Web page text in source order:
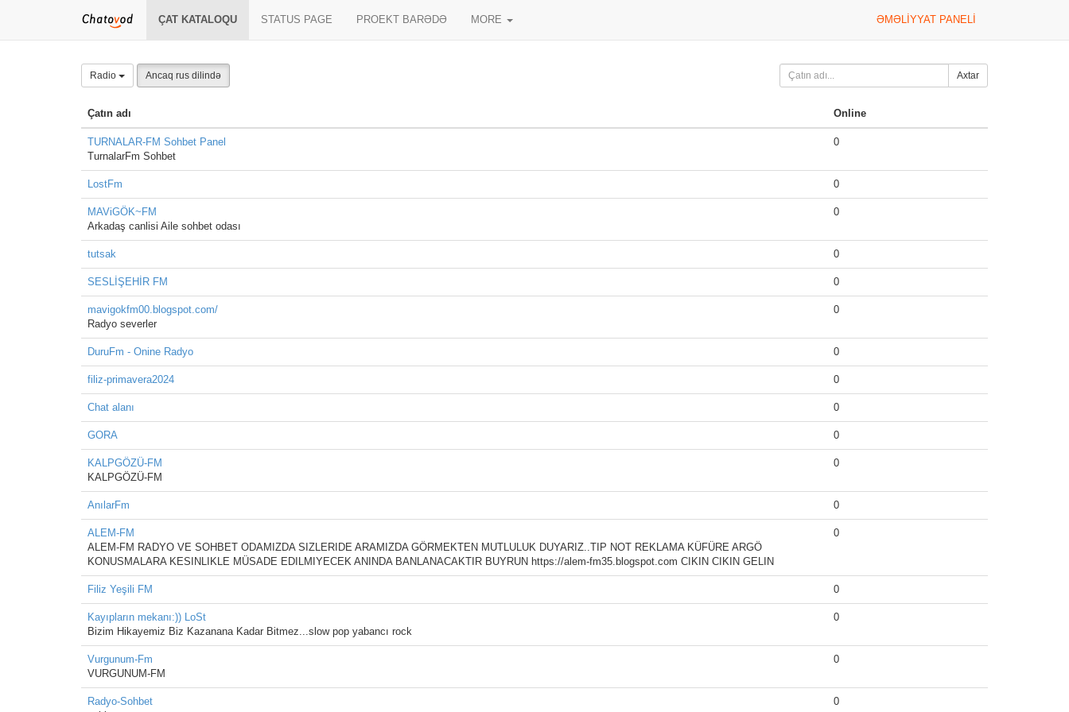
ÇAT KATALOQU STATUS PAGE PROEKT BARƏDƏ MORE ƏMƏLIYYAT PANELI
Radio Ancaq rus dilində Axtar
Çatın adı Online
TURNALAR-FM Sohbet Panel
TurnalarFm Sohbet
0
LostFm 0
MAViGÖK~FM
Arkadaş canlisi Aile sohbet odası
0
tutsak 0
SESLİŞEHİR FM 0
mavigokfm00.blogspot.com/
Radyo severler
0
DuruFm - Onine Radyo 0
filiz-primavera2024 0
Chat alanı 0
GORA 0
KALPGÖZÜ-FM
KALPGÖZÜ-FM
0
AnılarFm 0
ALEM-FM
ALEM-FM RADYO VE SOHBET ODAMIZDA SIZLERIDE ARAMIZDA GÖRMEKTEN MUTLULUK DUYARIZ..TIP NOT REKLAMA KÜFÜRE ARGÖ
KONUSMALARA KESINLIKLE MÜSADE EDILMIYECEK ANINDA BANLANACAKTIR BUYRUN https://alem-fm35.blogspot.com CIKIN CIKIN GELIN
0
Filiz Yeşili FM 0
Kayıpların mekanı:)) LoSt
Bizim Hikayemiz Biz Kazanana Kadar Bitmez...slow pop yabancı rock
0
Vurgunum-Fm
VURGUNUM-FM
0
Radyo-Sohbet
0